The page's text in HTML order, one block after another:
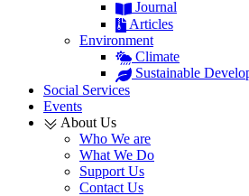
Journal
Articles
Environment
Climate
Sustainable
Social Services
Events
About Us
Who We are
What We Do
Support Us
Contact Us